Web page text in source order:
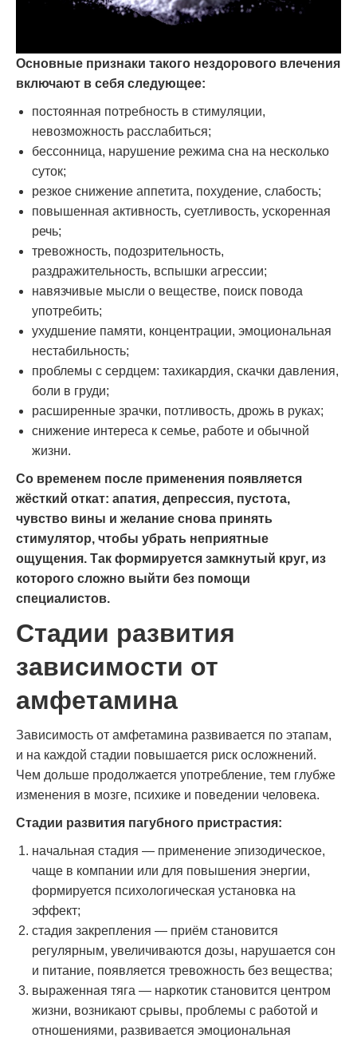
Основные признаки такого нездорового влечения
включают в себя следующее:
постоянная потребность в стимуляции,
невозможность расслабиться;
бессонница, нарушение режима сна на несколько
суток;
резкое снижение аппетита, похудение, слабость;
повышенная активность, суетливость, ускоренная
речь;
тревожность, подозрительность,
раздражительность, вспышки агрессии;
навязчивые мысли о веществе, поиск повода
употребить;
ухудшение памяти, концентрации, эмоциональная
нестабильность;
проблемы с сердцем: тахикардия, скачки давления,
боли в груди;
расширенные зрачки, потливость, дрожь в руках;
снижение интереса к семье, работе и обычной
жизни.
Со временем после применения появляется
жёсткий откат: апатия, депрессия, пустота,
чувство вины и желание снова принять
стимулятор, чтобы убрать неприятные
ощущения. Так формируется замкнутый круг, из
которого сложно выйти без помощи
специалистов.
Стадии развития
зависимости от
амфетамина
Зависимость от амфетамина развивается по этапам,
и на каждой стадии повышается риск осложнений.
Чем дольше продолжается употребление, тем глубже
изменения в мозге, психике и поведении человека.
Стадии развития пагубного пристрастия:
начальная стадия — применение эпизодическое,
чаще в компании или для повышения энергии,
формируется психологическая установка на
эффект;
стадия закрепления — приём становится
регулярным, увеличиваются дозы, нарушается сон
и питание, появляется тревожность без вещества;
выраженная тяга — наркотик становится центром
жизни, возникают срывы, проблемы с работой и
отношениями, развивается эмоциональная